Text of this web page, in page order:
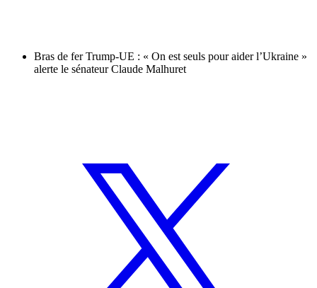
Bras de fer Trump-UE : « On est seuls pour aider l’Ukraine »
alerte le sénateur Claude Malhuret